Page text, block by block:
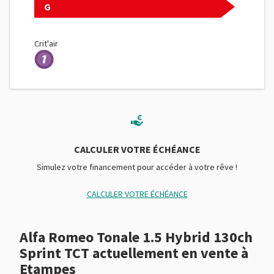
Ceintures avant ajustables en hauteur
Commande du comportement dynamique
Démarrage sans clé
Ecran multifonction couleur
Ecran tactile
G
Crit'air
CALCULER VOTRE ÉCHÉANCE
Simulez votre financement pour accéder à votre rêve !
CALCULER VOTRE ÉCHÉANCE
Alfa Romeo Tonale 1.5 Hybrid 130ch
Sprint TCT actuellement en vente à
Etampes